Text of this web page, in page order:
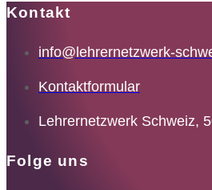
Kontakt
info@lehrernetzwerk-
Kontaktformular
Lehrernetzwerk Schweiz,
Folge uns